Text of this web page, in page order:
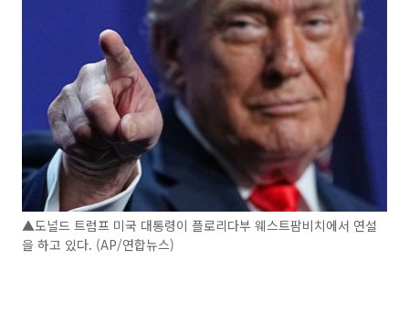
▲도널드 트럼프 미국 대통령이 플로리다부 웨스트팜비치에서 연설
을 하고 있다. (AP/연합뉴스)